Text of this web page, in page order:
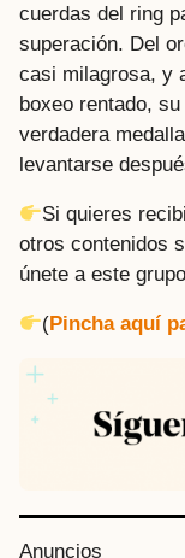
cuerdas del ring
superación. Del
casi milagrosa, y
boxeo rentado,
verdadera
levantarse
Si quieres
otros contenidos
únete a este
(Pincha aquí
Anuncios
P